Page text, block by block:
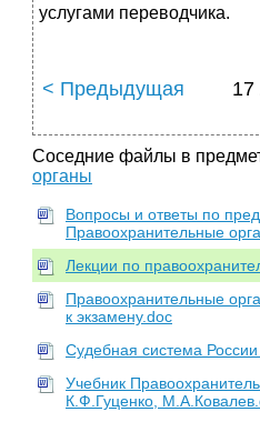
услугами переводчика.
< Предыдущая 17
Соседние файлы в
органы
Вопросы и ответы по
Правоохранительные
Лекции по
Правоохранительные
к экзамену.doc
Судебная система
Учебник
К.Ф.Гуценко,